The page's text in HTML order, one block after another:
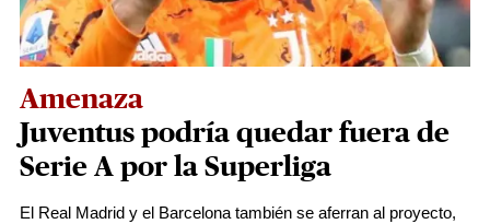
Amenaza
Juventus podría quedar fuera de
Serie A por la Superliga
El Real Madrid y el Barcelona también se aferran al proyecto,